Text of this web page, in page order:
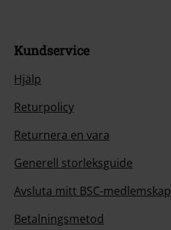
Kundservice
Hjälp
Returpolicy
Returnera en vara
Generell storleksguide
Avsluta mitt BSC-medlemskap
Betalningsmetod